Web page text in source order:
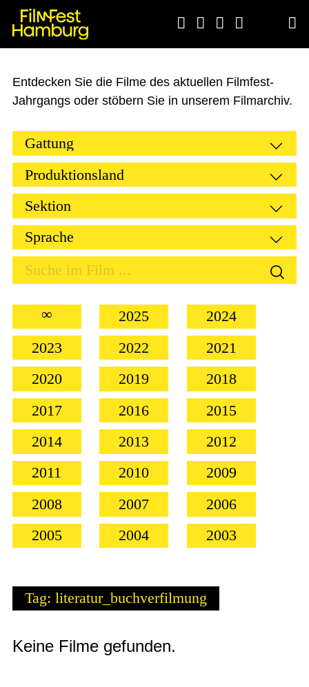
    
Entdecken Sie die Filme des aktuellen Filmfest-
Jahrgangs oder stöbern Sie in unserem Filmarchiv.
∞ 2025
2024
2023
2022
2021
2020
2019
2018
2017
2016
2015
2014
2013
2012
2011
2010
2009
2008
2007
2006
2005
2004 2003
Tag: literatur_buchverfilmung
Keine Filme gefunden.